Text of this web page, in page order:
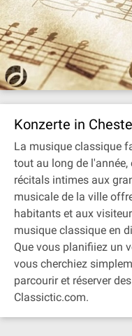
Konzerte in
La musique classique
tout au long de
récitals intimes aux
musicale de la ville
habitants et aux
musique classique en
Que vous planifiiez un
vous cherchiez
parcourir et réserver
Classictic.com.